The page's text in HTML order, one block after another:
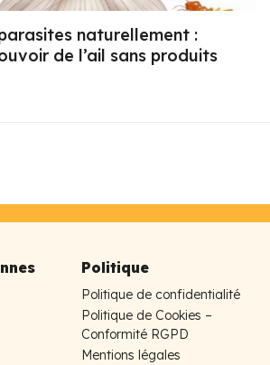
naturellement :
de l’ail sans produits
Politique
Politique de confidentialité
Politique de Cookies –
Conformité RGPD
Mentions légales